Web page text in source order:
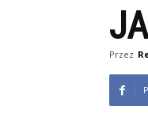
Przez